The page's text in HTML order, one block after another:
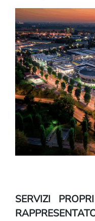
SERVIZI